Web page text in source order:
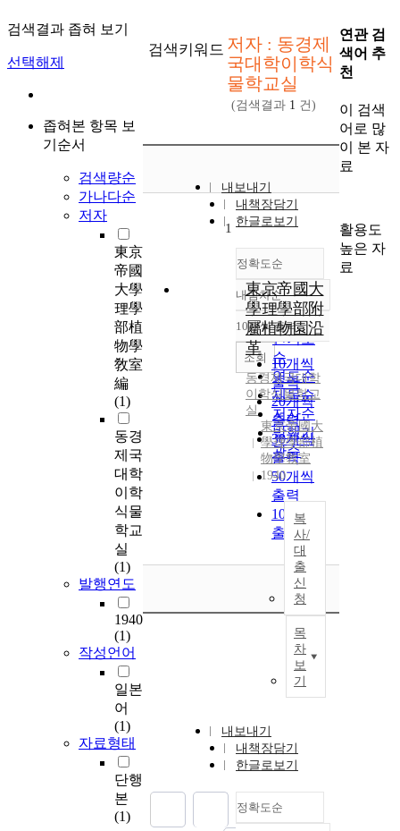
검색결과 좁혀 보기
선택해제
좁혀본 항목 보
기순서
검색량순
가나다순
저자
東京
帝國
大學
理學
部植
物學
敎室
編
(1)
동경
제국
대학
이학
식물
학교
실
(1)
발행연도
1940
(1)
작성언어
일본
어
(1)
자료형태
단행
본
(1)
검색키워드 저자 : 동경제
국대학이학식
물학교실
(검색결과 1 건)
내보내기
내책장담기
한글로보기
정확도순
정확도
순
인기도
순
연도순
제목순
저자순
발행기
관순
내림차순
내림차순
10개씩 출력
10개씩
출력
20개씩
출력
30개씩
출력
50개씩
출력
100개씩
출력
조회
1
東京帝國大
學理學部附
屬植物園沿
革
동경제국대학
이학식물학교
실
東京帝國大
學理學部植
物學敎室
1940
복
사/
대
출
신
청
목
차
보
기
내보내기
내책장담기
한글로보기
정확도순
연관 검
색어 추
천
이 검색
어로 많
이 본 자
료
활용도
높은 자
료